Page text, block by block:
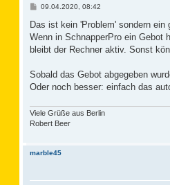
B
i
r
a
09.04.2020, 08:42
Das ist kein 'Problem' sondern ein
Wenn in SchnapperPro ein Gebot
bleibt der Rechner aktiv. Sonst
Sobald das Gebot abgegeben
Oder noch besser: einfach das
Viele Grüße aus Berlin
Robert Beer
marble45